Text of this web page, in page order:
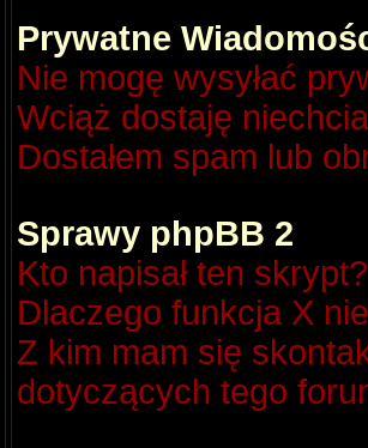
Prywatne
Nie mogę wysyłać
Wciąż dostaję
Dostałem spam lub
Sprawy phpBB 2
Kto napisał ten skrypt?
Dlaczego funkcja X
Z kim mam się
dotyczących tego